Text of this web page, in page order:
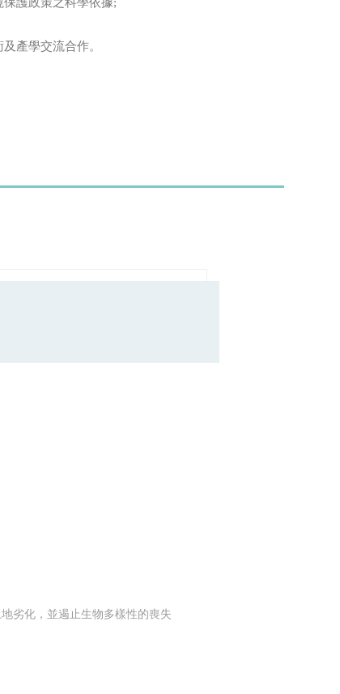
產學交流合作。
劣化，並遏止生物多樣性的喪失